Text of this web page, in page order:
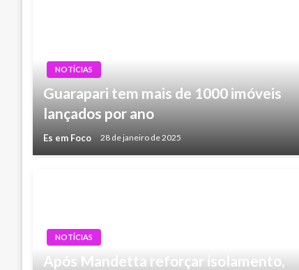
NOTÍCIAS
Guarapari tem mais de 1000 imóveis
lançados por ano
Es em Foco 28 de janeiro de 2025
NOTÍCIAS
Após Mandetta reforçar isolamento,